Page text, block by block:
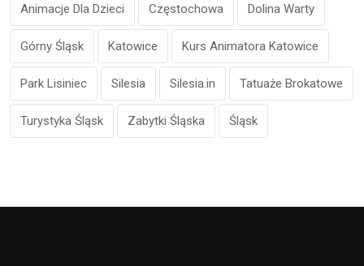
Animacje Dla Dzieci Częstochowa Dolina Warty
Górny Śląsk Katowice Kurs Animatora Katowice
Park Lisiniec Silesia Silesia.in Tatuaże Brokatowe
Turystyka Śląsk Zabytki Śląska Śląsk